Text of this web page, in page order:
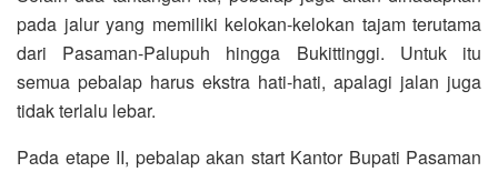
pada jalur yang memiliki kelokan-kelokan tajam terutama
dari Pasaman-Palupuh hingga Bukittinggi. Untuk itu
semua pebalap harus ekstra hati-hati, apalagi jalan juga
tidak terlalu lebar.
Pada etape II, pebalap akan start Kantor Bupati Pasaman